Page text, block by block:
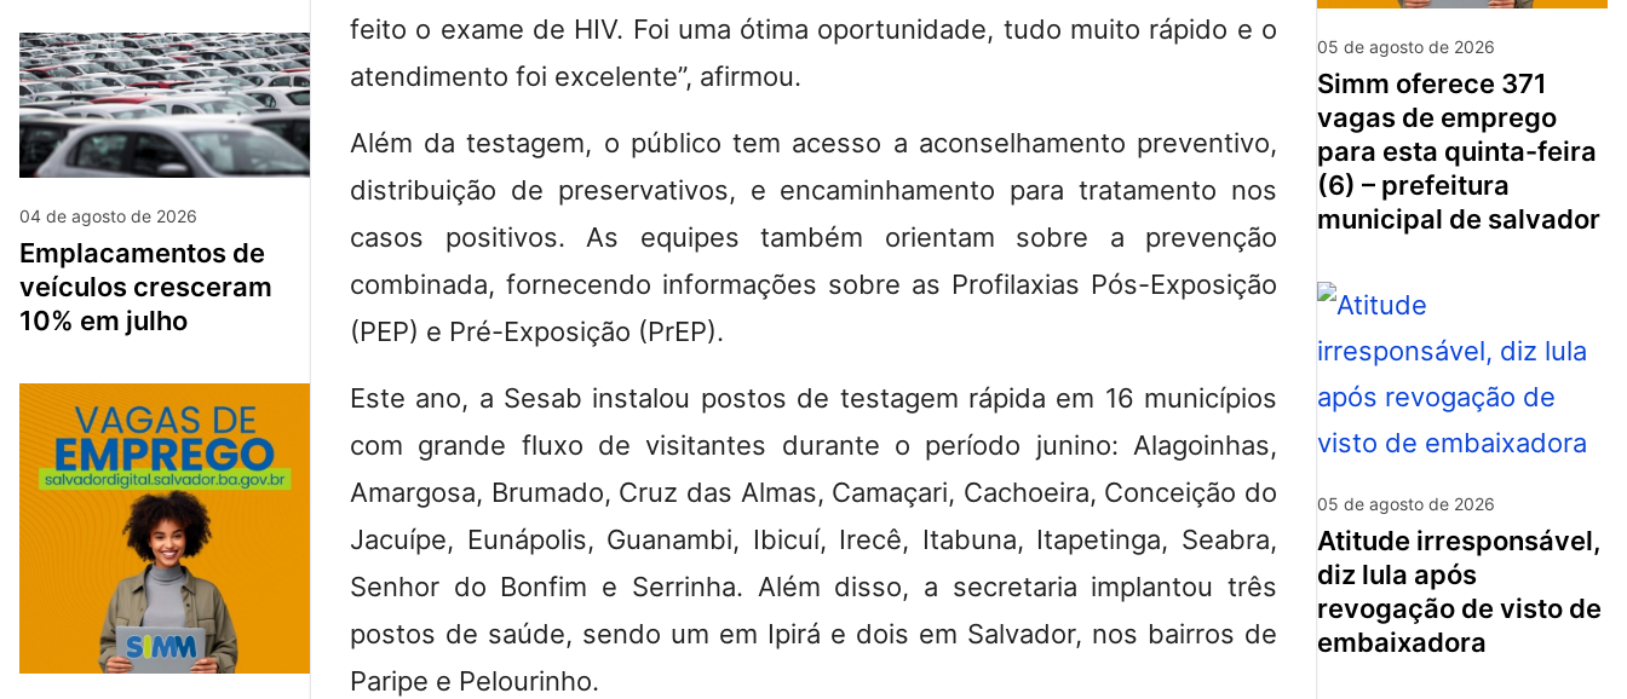
04 de agosto de 2026
emplacamentos de
veículos cresceram
10% em julho
feito o exame de HIV. Foi uma ótima oportunidade, tudo muito rápido e o
atendimento foi excelente”, afirmou.
​Além da testagem, o público tem acesso a aconselhamento preventivo,
distribuição de preservativos, e encaminhamento para tratamento nos
casos positivos. As equipes também orientam sobre a prevenção
combinada, fornecendo informações sobre as Profilaxias Pós-Exposição
(PEP) e Pré-Exposição (PrEP).
​Este ano, a Sesab instalou postos de testagem rápida em 16 municípios
com grande fluxo de visitantes durante o período junino: Alagoinhas,
Amargosa, Brumado, Cruz das Almas, Camaçari, Cachoeira, Conceição do
Jacuípe, Eunápolis, Guanambi, Ibicuí, Irecê, Itabuna, Itapetinga, Seabra,
Senhor do Bonfim e Serrinha. Além disso, a secretaria implantou três
postos de saúde, sendo um em Ipirá e dois em Salvador, nos bairros de
Paripe e Pelourinho.
05 de agosto de 2026
simm oferece 371
vagas de emprego
para esta quinta-feira
(6) – prefeitura
municipal de salvador
05 de agosto de 2026
atitude irresponsável,
diz lula após
revogação de visto de
embaixadora